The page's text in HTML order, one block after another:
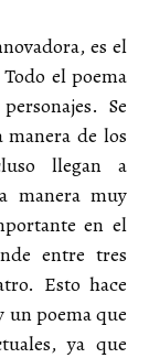
es el
el poema
Se
de los
llegan a
manera muy
en el
entre tres
Esto hace
un poema que
ya que